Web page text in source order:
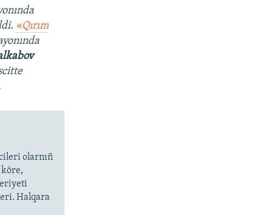
«Qırım
olarnıñ
köre,
Halqara